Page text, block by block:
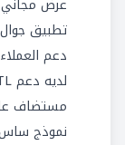
عرض مجاني
تطبيق جوال
دعم
لديه دعم RTL
مستضاف
نموذج